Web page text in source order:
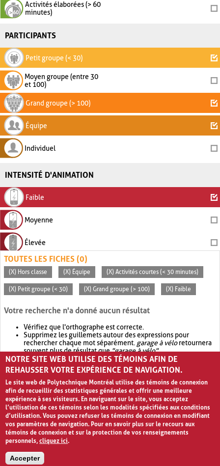
Activités élaborées (> 60
minutes)
PARTICIPANTS
Petit groupe (< 30)
Moyen groupe (entre 30
et 100)
Grand groupe (> 100)
Équipe
Individuel
INTENSITÉ D'ANIMATION
Faible
Moyenne
Élevée
TOUTES LES FICHES (0)
(X) Hors classe (X) Équipe (X) Activités courtes (< 30 minutes)
(X) Petit groupe (< 30) (X) Grand groupe (> 100) (X) Faible
Votre recherche n'a donné aucun résultat
Vérifiez que l'orthographe est correcte.
Supprimez les guillemets autour des expressions pour
rechercher chaque mot séparément. garage à véloretournera
souvent plus de résultat que"garage à vélo".
Envisagez d'élargir votre recherche avec OR.garage OR vélo
retournera souvent plus de résultat quegarage à vélo
NOTRE SITE WEB UTILISE DES TÉMOINS AFIN DE
REHAUSSER VOTRE EXPÉRIENCE DE NAVIGATION.
Le site web de Polytechnique Montréal utilise des témoins de connexion
afin de recueillir des statistiques générales et offrir une meilleure
expérience à ses visiteurs. En naviguant sur le site, vous acceptez
l’utilisation de ces témoins selon les modalités spécifiées aux conditions
d’utilisation. Vous pouvez refuser les témoins de connexion en modifiant
vos paramètres de navigation. Pour en savoir plus sur le recours aux
témoins de connexion et sur la protection de vos renseignements
personnels,cliquez ici.
Accepter